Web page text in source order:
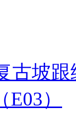
古坡
）